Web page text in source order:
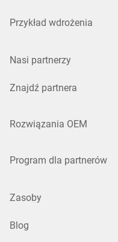
Przykład wdrożenia
Nasi partnerzy
Znajdź partnera
Rozwiązania OEM
Program dla partnerów
Zasoby
Blog